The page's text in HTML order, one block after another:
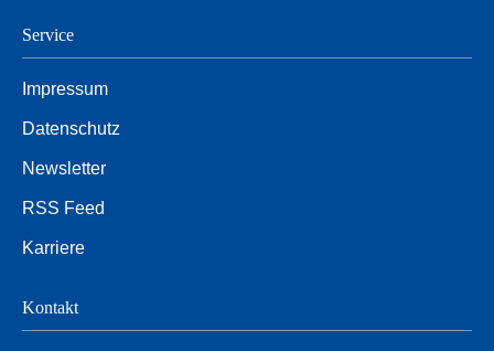
Service
Impressum
Datenschutz
Newsletter
RSS Feed
Karriere
Kontakt